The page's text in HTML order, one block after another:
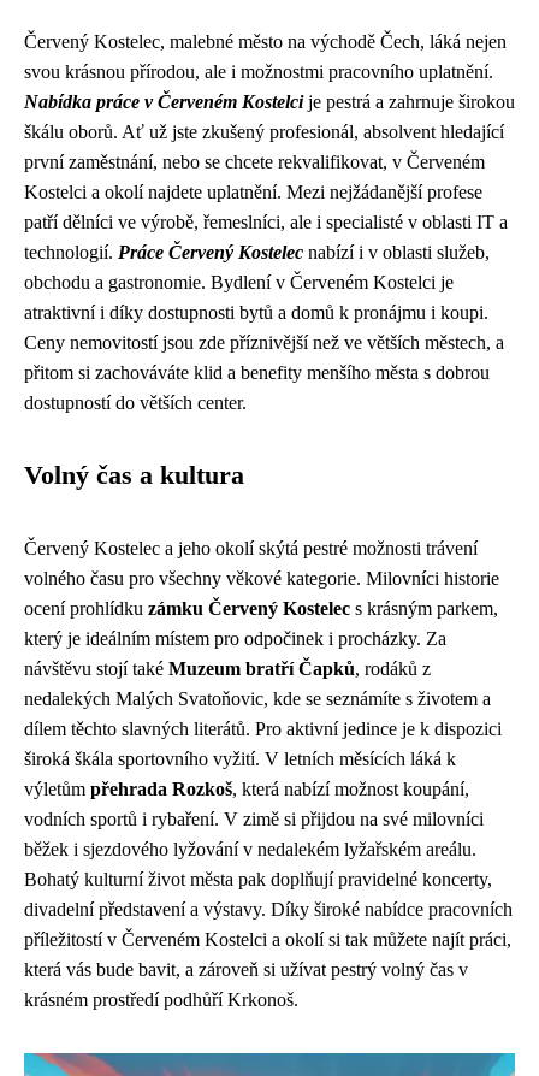
Červený Kostelec, malebné město na východě Čech, láká nejen
svou krásnou přírodou, ale i možnostmi pracovního uplatnění.
Nabídka práce v Červeném Kostelcije pestrá a zahrnuje širokou
škálu oborů. Ať už jste zkušený profesionál, absolvent hledající
první zaměstnání, nebo se chcete rekvalifikovat, v Červeném
Kostelci a okolí najdete uplatnění. Mezi nejžádanější profese
patří dělníci ve výrobě, řemeslníci, ale i specialisté v oblasti IT a
technologií. Práce Červený Kostelec nabízí i v oblasti služeb,
obchodu a gastronomie. Bydlení v Červeném Kostelci je
atraktivní i díky dostupnosti bytů a domů k pronájmu i koupi.
Ceny nemovitostí jsou zde příznivější než ve větších městech, a
přitom si zachováváte klid a benefity menšího města s dobrou
dostupností do větších center.
Volný čas a kultura
Červený Kostelec a jeho okolí skýtá pestré možnosti trávení
volného času pro všechny věkové kategorie. Milovníci historie
ocení prohlídku zámku Červený Kostelec s krásným parkem,
který je ideálním místem pro odpočinek i procházky. Za
návštěvu stojí také Muzeum bratří Čapků, rodáků z
nedalekých Malých Svatoňovic, kde se seznámíte s životem a
dílem těchto slavných literátů. Pro aktivní jedince je k dispozici
široká škála sportovního vyžití. V letních měsících láká k
výletům přehrada Rozkoš, která nabízí možnost koupání,
vodních sportů i rybaření. V zimě si přijdou na své milovníci
běžek i sjezdového lyžování v nedalekém lyžařském areálu.
Bohatý kulturní život města pak doplňují pravidelné koncerty,
divadelní představení a výstavy. Díky široké nabídce pracovních
příležitostí v Červeném Kostelci a okolí si tak můžete najít práci,
která vás bude bavit, a zároveň si užívat pestrý volný čas v
krásném prostředí podhůří Krkonoš.